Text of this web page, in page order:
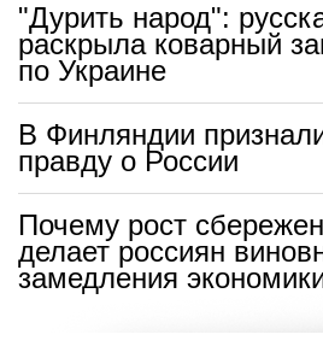
"Дурить народ":
раскрыла коварный
по Украине
В Финляндии
правду о России
Почему рост
делает россиян
замедления